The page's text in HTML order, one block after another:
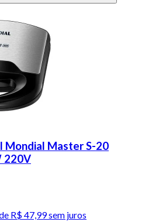
Mondial Master S-20
220V
R$ 47,99 sem juros